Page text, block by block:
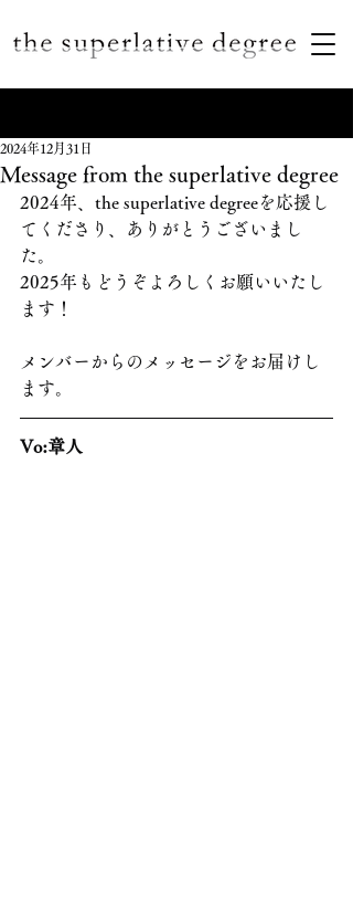
Message from the superlative degree
2024年12月31日
2024年、the superlative degreeを応援し
てくださり、ありがとうございまし
た。
2025年もどうぞよろしくお願いいたし
ます！
メンバーからのメッセージをお届けし
ます。
Vo:章人